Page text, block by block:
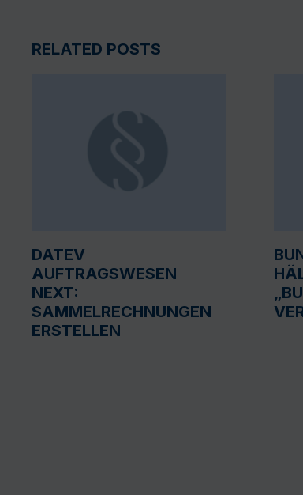
RELATED POSTS
DATEV
AUFTRAGSWESEN
NEXT:
SAMMELRECHNUNGEN
ERSTELLEN